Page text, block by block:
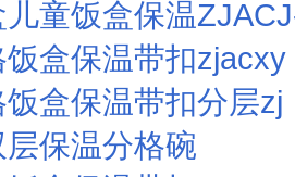
童饭盒保温
盒保温带扣zjacxy
盒保温带扣分层zj
保温分格碗